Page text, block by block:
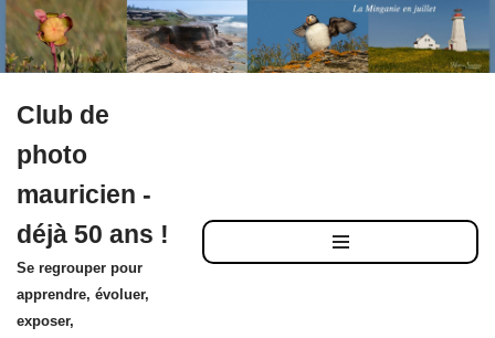
au
contenu
Club de
photo
mauricien -
déjà 50 ans !
Se regrouper pour
apprendre, évoluer,
exposer,